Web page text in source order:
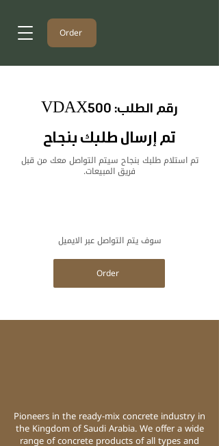
Order
رقم الطلب: VDAX500
تم إرسال طلبك بنجاح
تم استلام طلبك بنجاح سيتم التواصل معك من قبل
فريق المبيعات.
سوف يتم التواصل عبر الايميل
Order
Pioneers in the ready-mix concrete industry in
the Kingdom of Saudi Arabia. We offer a wide
range of concrete products of all types and